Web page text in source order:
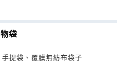
袋
提袋、覆膜無紡布袋子